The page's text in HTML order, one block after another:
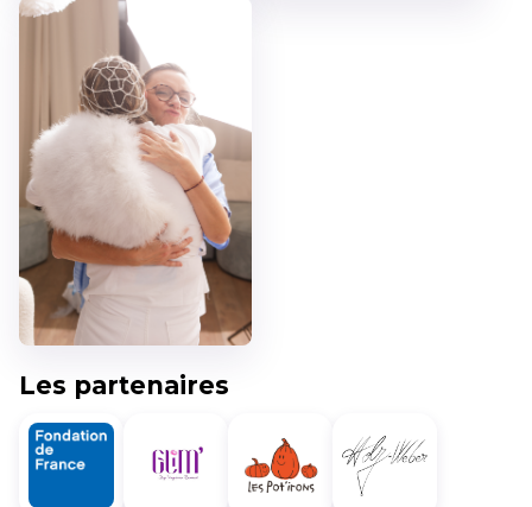
Les partenaires